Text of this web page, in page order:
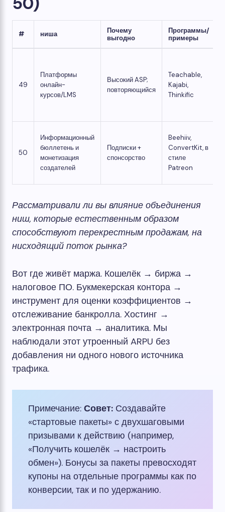
# ниша
Почему
выгодно
Программы/
примеры
49
Платформы
онлайн-
курсов/LMS
Высокий ASP;
повторяющийся
Teachable,
Kajabi,
Thinkific
50
Информационный
бюллетень и
монетизация
создателей
Подписки +
спонсорство
Beehiiv,
ConvertKit, в
стиле
Patreon
Рассматривали ли вы влияние объединения
ниш, которые естественным образом
способствуют перекрестным продажам, на
нисходящий поток рынка?
Вот где живёт маржа. Кошелёк → биржа →
налоговое ПО. Букмекерская контора →
инструмент для оценки коэффициентов →
отслеживание банкролла. Хостинг →
электронная почта → аналитика. Мы
наблюдали этот утроенный ARPU без
добавления ни одного нового источника
трафика.
Примечание: Совет: Создавайте
«стартовые пакеты» с двухшаговыми
призывами к действию (например,
«Получить кошелёк → настроить
обмен»). Бонусы за пакеты превосходят
купоны на отдельные программы как по
конверсии, так и по удержанию.